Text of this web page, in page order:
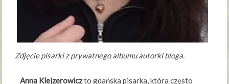
Zdjęcie pisarki z prywatnego albumu autorki bloga.
Anna Klejzerowiczto gdańska pisarka, która często